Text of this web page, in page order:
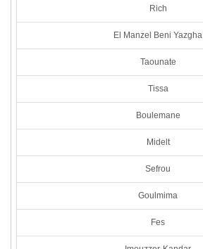
Rich
El Manzel Beni Yazgha
Taounate
Tissa
Boulemane
Midelt
Sefrou
Goulmima
Fes